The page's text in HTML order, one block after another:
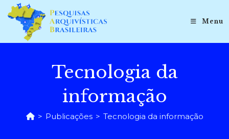
para
conteúdo
Menu
Tecnologia da
informação
> Publicações > Tecnologia da informação